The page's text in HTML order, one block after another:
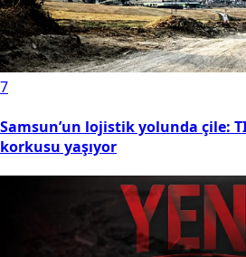
7
Samsun’un lojistik yolunda çile:
korkusu yaşıyor